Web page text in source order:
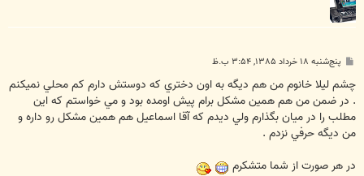
پ
ت
پنج‌شنبه ۱۸ خرداد ۱۳۸۵, ۳:۵۴ ب.ظ
چشم ليلا خانوم من هم ديگه به اون دختري که دوستش دارم کم محلي نميکنم
. در ضمن من هم همين مشکل برام پيش اومده بود و مي خواستم که اين
مطلب را در ميان بگذارم ولي ديدم که آقا اسماعيل هم همين مشکل رو داره و
من ديگه حرفي نزدم .
در هر صورت از شما متشکرم